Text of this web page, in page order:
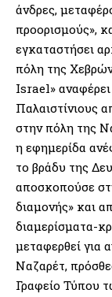
άνδρες,
προορισμούς»,
εγκαταστήσει
πόλη της
Israel» αναφέρει
Παλαιστίνιους
στην πόλη της
η εφημερίδα
το βράδυ της
αποσκοπούσε
διαμονής» και
διαμερίσματα-
μεταφερθεί για
Ναζαρέτ,
Γραφείο Τύπου